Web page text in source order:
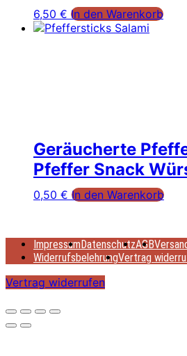
6,50 € In den Warenkorb
Geräucherte
Pfeffer Snack
0,50 € In den Warenkorb
ImpressumDatenschutzAGB
WiderrufsbelehrungVertrag
Vertrag widerrufen